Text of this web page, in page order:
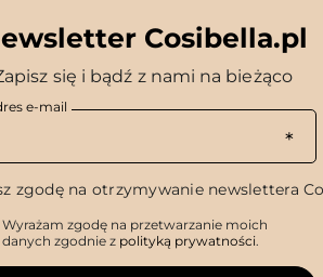
Cosibella.pl
się i bądź z nami na bieżąco
e-mail
zgodę na otrzymywanie newslettera
Wyrażam zgodę na przetwarzanie moich
danych zgodnie z polityką prywatności.